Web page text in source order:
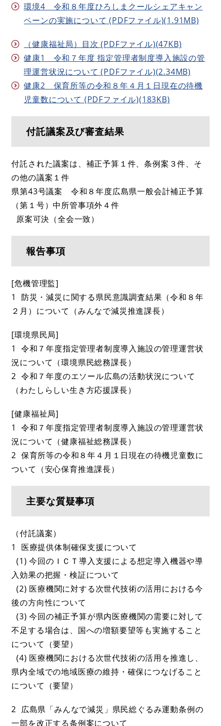
環境4 令和８年度ひろしまクールシェアキャン
ペーンの実施について (PDFファイル)(1.91MB)
（健康福祉局）目次 (PDFファイル)(47KB)
健康1 令和７年度 指定管理者制度導入施設の管
理運営状況について (PDFファイル)(2.34MB)
健康2 保育所等の令和８年４月１日現在の待機
児童数について (PDFファイル)(183KB)
付託議案及び審査結果
付託された議案は、補正予算１件、条例案３件、そ
の他の議案１件
県第43号議案 令和８年度広島県一般会計補正予算
（第１号）中所管事項外４件
原案可決（全会一致）
報告事項
[危機管理監]
1 防災・減災に関する県民意識調査結果（令和８年
２月）について（みんなで減災推進課長）
[環境県民局]
1 令和７年度指定管理者制度導入施設の管理運営状
況について（環境県民総務課長）
2 令和７年度のエソール広島の活動状況について
（わたしらしい生き方応援課長）
[健康福祉局]
1 令和７年度指定管理者制度導入施設の管理運営状
況について（健康福祉総務課長）
2 保育所等の令和８年４月１日現在の待機児童数に
ついて（安心保育推進課長）
主要な質疑事項
（付託議案）
1 医療提供体制確保支援について
(1) 今回のＩＣＴ導入支援による想定導入機器や導
入効果の把握・検証について
(2) 医療機関に対する次世代技術の活用における今
後の方向性について
(3) 今回の補正予算が県内医療機関の需要に対して
不足する場合は、国への増額要望等も実施すること
について（要望）
(4) 医療機関における次世代技術の活用を推進し、
県内全域での地域医療の維持・確保につなげること
について（要望）
2 広島県「みんなで減災」県民総ぐるみ運動条例の
一部を改正する条例案について